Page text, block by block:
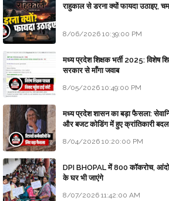
राहुकाल से डरना क्यों फायदा उठाइए,
8/06/2026 10:39:00 PM
मध्य प्रदेश शिक्षक भर्ती 2025: विशेष
सरकार से माँगा जवाब
8/05/2026 10:49:00 PM
मध्य प्रदेश शासन का बड़ा फैसला:
और बजट कोडिंग में हुए क्रांतिकारी
8/04/2026 10:20:00 PM
DPI BHOPAL में 800 कॉकरोच,
के घर भी जाएंगे
8/07/2026 11:42:00 AM